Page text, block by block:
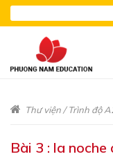
Thư viện/Trình độ
Bài 3 : la